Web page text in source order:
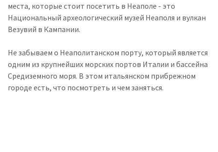
места, которые стоит посетить в Неаполе - это
Национальный археологический музей Неаполя и вулкан
Везувий в Кампании.
Не забываем о Неаполитанском порту, который является
одним из крупнейших морских портов Италии и бассейна
Средиземного моря. В этом итальянском прибрежном
городе есть, что посмотреть и чем заняться.